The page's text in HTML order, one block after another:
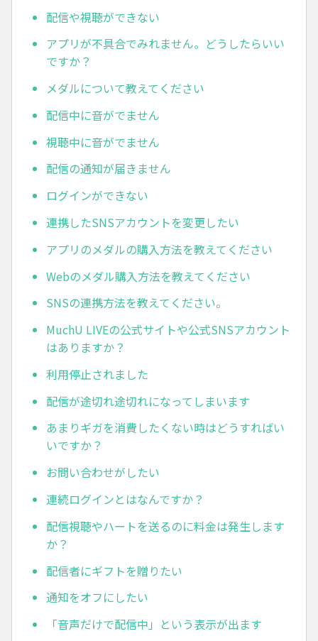
配信や視聴ができない
アプリが不具合でみれません。どうしたらいい
ですか？
メダルについて教えてください
配信中に音がでません
視聴中に音がでません
配信の通知が届きません
ログインができない
連携したSNSアカウントを変更したい
アプリのメダルの購入方法を教えてください
Webのメダル購入方法を教えてください
SNSの連携方法を教えてください。
MuchU LIVEの公式サイトや公式SNSアカウント
はありますか？
利用停止されました
配信が途切れ途切れになってしまいます
あまりギガを消費したくない時はどうすればい
いですか？
お問い合わせがしたい
連続ログインとはなんですか？
配信視聴やハートを送るのに料金は発生します
か？
配信者にギフトを贈りたい
通知をオフにしたい
「音声だけで配信中」という表示が出ます